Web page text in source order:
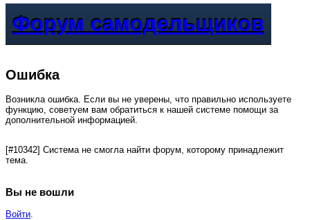
Форум самодельщиков
Ошибка
Возникла ошибка. Если вы не уверены, что правильно используете
функцию, советуем вам обратиться к нашей системе помощи за
дополнительной информацией.
[#10342] Система не смогла найти форум, которому принадлежит
тема.
Вы не вошли
Войти